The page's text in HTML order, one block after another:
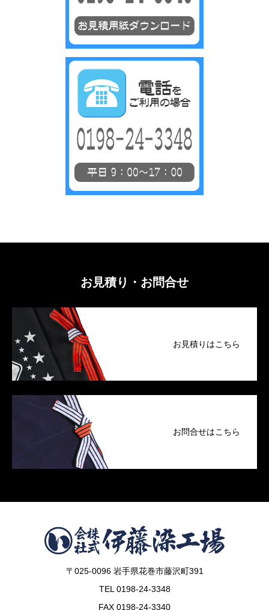
お見積り・お問合せ
お見積りはこちら
お問合せはこちら
〒025-0096 岩手県花巻市藤沢町391
TEL 0198-24-3348
FAX 0198-24-3340